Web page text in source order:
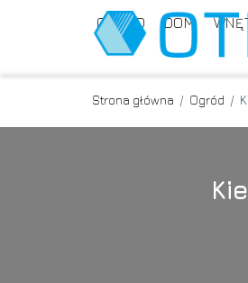
OGRÓD DOM
Strona główna / Ogród /